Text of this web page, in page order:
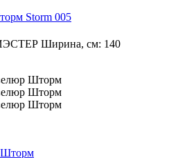
Storm 005
Ширина, см: 140